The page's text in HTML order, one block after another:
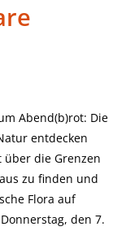
Abend(b)rot: Die
entdecken
die Grenzen
zu finden und
Flora auf
den 7.